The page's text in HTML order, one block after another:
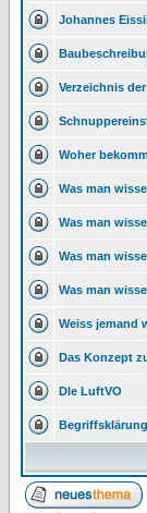
Johannes
Verzeichnis
Woher
Was man
Was man
Was man
Was man
Weiss jemand
Das Konzept
Dle LuftVO